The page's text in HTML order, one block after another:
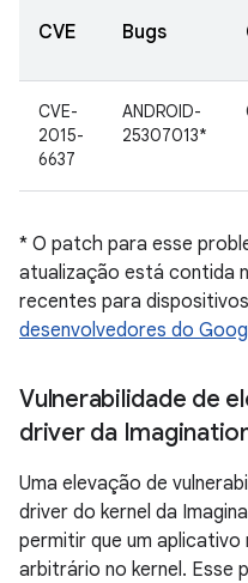
CVE Bugs
CVE-
2015-
6637
ANDROID-
25307013*
* O patch para esse
atualização está contida
recentes para
desenvolvedores do
Vulnerabilidade de
driver da
Uma elevação de
driver do kernel da
permitir que um
arbitrário no kernel. Esse